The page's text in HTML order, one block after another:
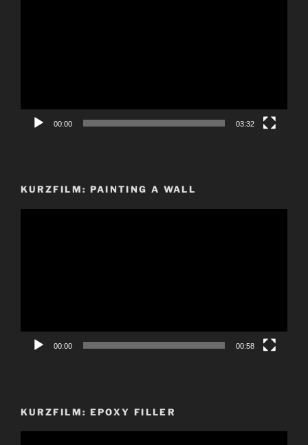
00:00 03:32
KURZFILM: PAINTING A WALL
00:00 00:58
KURZFILM: EPOXY FILLER